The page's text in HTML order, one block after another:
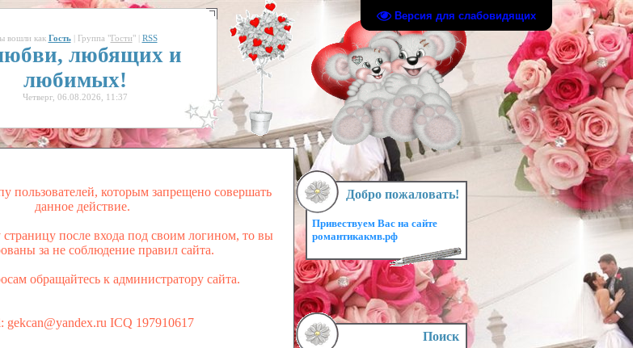
Версия для слабовидящих
вошли как Гость| Группа "Гости" | RSS
любящих и
любимых!
Четверг, 06.08.2026, 11:37
пользователей, которым запрещено совершать
данное действие.
после входа под своим логином, то вы
за не соблюдение правил сайта.
обращайтесь к администратору сайта.
gekcan@yandex.ru ICQ 197910617
Добро пожаловать!
Привествуем Вас на сайте
романтикакмв.рф
Поиск